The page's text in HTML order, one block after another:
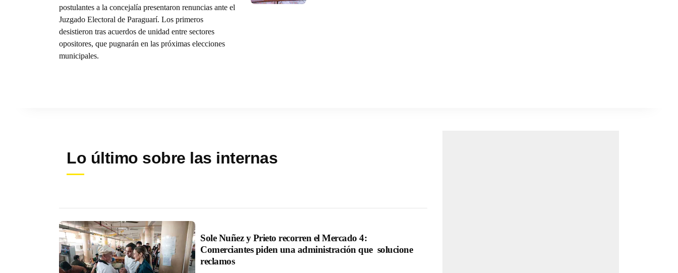
postulantes a la concejalía presentaron renuncias ante el
Juzgado Electoral de Paraguarí. Los primeros
desistieron tras acuerdos de unidad entre sectores
opositores, que pugnarán en las próximas elecciones
municipales.
Lo último sobre las internas
Sole Nuñez y Prieto recorren el Mercado 4:
Comerciantes piden una administración que  solucione
reclamos